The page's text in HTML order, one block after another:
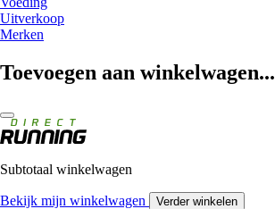
Uitverkoop
Merken
Toevoegen aan winkelwagen...
Subtotaal winkelwagen
Bekijk mijn winkelwagen Verder winkelen